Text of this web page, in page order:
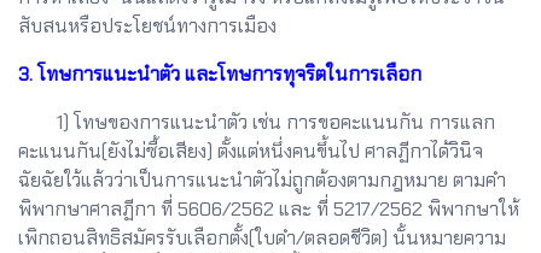
สับสนหรือประโยชน์ทางการเมือง
3. โทษการแนะนำตัว และโทษการทุจริตในการเลือก
1) โทษของการแนะนำตัว เช่น การขอคะแนนกัน การแลก
คะแนนกัน(ยังไม่ซื้อเสียง) ตั้งแต่หนึ่งคนขึ้นไป ศาลฏีกาได้วินิจ
ฉัยฉัยใว้แล้วว่าเป็นการแนะนำตัวไม่ถูกต้องตามกฎหมาย ตามคำ
พิพากษาศาลฏีกา ที่ 5606/2562 และ ที่ 5217/2562 พิพากษาให้
เพิกถอนสิทธิสมัครรับเลือกตั้ง(ใบดำ/ตลอดชีวิต) นั้นหมายความ